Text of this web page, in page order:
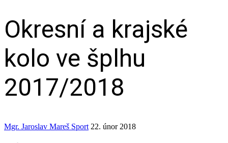
Okresní a krajské
kolo ve šplhu
2017/2018
Mgr. Jaroslav Mareš Sport 22. únor 2018